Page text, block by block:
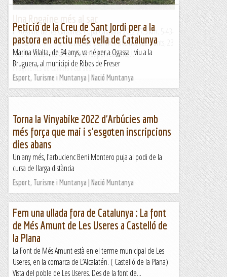
II Rogaine de les Gavarres. Copa Catalana 2022 27.5 km. 5-43-
36 12-31 x km. 772 metres de desnivell positiu, 122 punts, 23
fites 1r. Ultraveterants i 2n en superveterans,...
Fragments de camins i curses
Petició de la Creu de Sant Jordi per a la
pastora en actiu més vella de Catalunya
Marina Vilalta, de 94 anys, va néixer a Ogassa i viu a la
Bruguera, al municipi de Ribes de Freser
Esport, Turisme i Muntanya | Nació Muntanya
Torna la Vinyabike 2022 d'Arbúcies amb
més força que mai i s'esgoten inscripcions
dies abans
Un any més, l'arbucienc Beni Montero puja al podi de la
cursa de llarga distància
Esport, Turisme i Muntanya | Nació Muntanya
Fem una ullada fora de Catalunya : La font
de Més Amunt de Les Useres a Castelló de
la Plana
La Font de Més Amunt està en el terme municipal de Les
Useres, en la comarca de L’Alcalatén. ( Castelló de la Plana)
Vista del poble de Les Useres. Des de la font de...